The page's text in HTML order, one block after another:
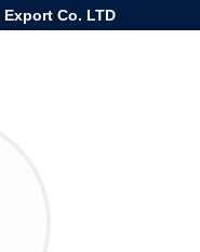
Co. LTD